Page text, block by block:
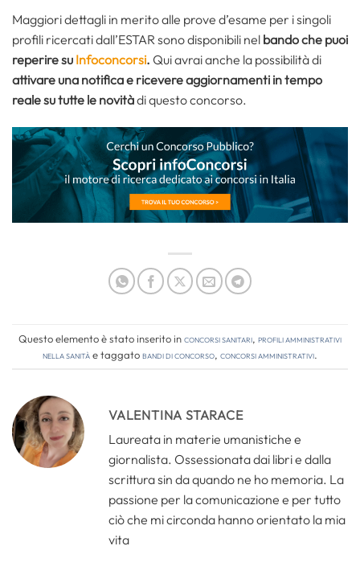
Maggiori dettagli in merito alle prove d’esame per i singoli
profili ricercati dall’ESTAR sono disponibili nel bando che puoi
reperire su Infoconcorsi. Qui avrai anche la possibilità di
attivare una notifica e ricevere aggiornamenti in tempo
reale su tutte le novitàdi questo concorso.
Questo elemento è stato inserito inConcorsi Sanitari, Profili amministrativi
nella sanitàe taggatobandi di concorso, concorsi amministrativi.
VALENTINA STARACE
Laureata in materie umanistiche e
giornalista. Ossessionata dai libri e dalla
scrittura sin da quando ne ho memoria. La
passione per la comunicazione e per tutto
ciò che mi circonda hanno orientato la mia
vita